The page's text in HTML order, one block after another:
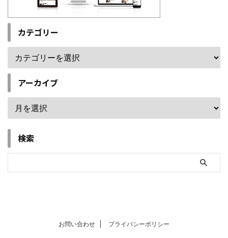
カテゴリー
アーカイブ
検索
お問い合わせ プライバシーポリシー